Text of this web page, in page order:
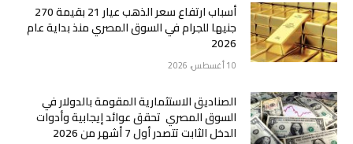
أسباب ارتفاع سعر الذهب عيار 21 بقيمة 270
جنيها للجرام في السوق المصري منذ بداية عام
2026
10 أغسطس، 2026
الصناديق الاستثمارية المقومة بالدولار في
السوق المصري تحقق عوائد إيجابية وأدوات
الدخل الثابت تتصدر أول 7 أشهر من 2026